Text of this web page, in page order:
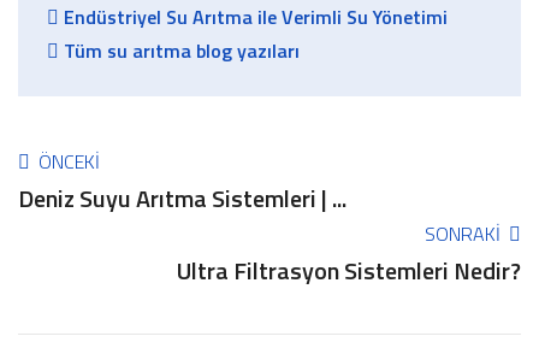
Endüstriyel Su Arıtma ile Verimli Su Yönetimi
Tüm su arıtma blog yazıları
ÖNCEKI
Deniz Suyu Arıtma Sistemleri | ...
SONRAKI
Ultra Filtrasyon Sistemleri Nedir?